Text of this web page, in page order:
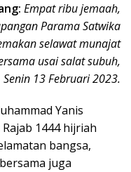
Empat ribu jemaah,
Parama Satwika
selawat munajat
usai salat subuh,
Senin 13 Februari 2023.
Yanis
1444 hijriah
bangsa,
juga